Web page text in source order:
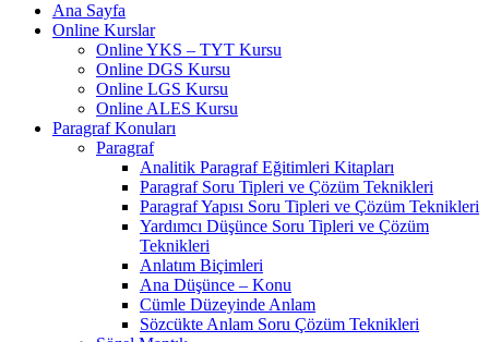
Ana Sayfa
Online Kurslar
Online YKS – TYT Kursu
Online DGS Kursu
Online LGS Kursu
Online ALES Kursu
Paragraf Konuları
Paragraf
Analitik Paragraf Eğitimleri Kitapları
Paragraf Soru Tipleri ve Çözüm Teknikleri
Paragraf Yapısı Soru Tipleri ve Çözüm Teknikleri
Yardımcı Düşünce Soru Tipleri ve Çözüm
Teknikleri
Anlatım Biçimleri
Ana Düşünce – Konu
Cümle Düzeyinde Anlam
Sözcükte Anlam Soru Çözüm Teknikleri